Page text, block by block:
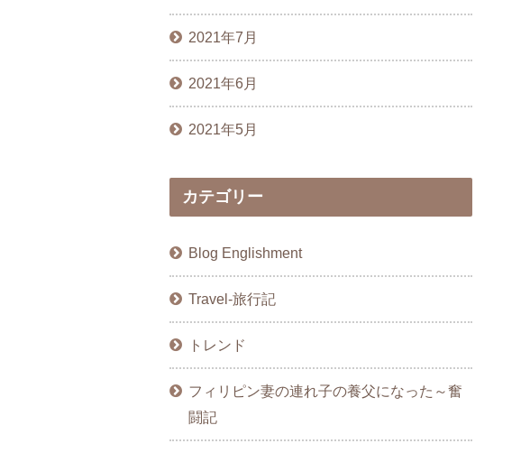
2021年7月
2021年6月
2021年5月
カテゴリー
Blog Englishment
Travel-旅行記
トレンド
フィリピン妻の連れ子の養父になった～奮
闘記